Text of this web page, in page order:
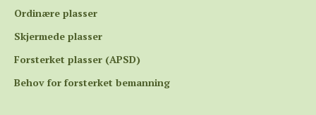
Ordinære plasser
Skjermede plasser
Forsterket plasser (APSD)
Behov for forsterket bemanning